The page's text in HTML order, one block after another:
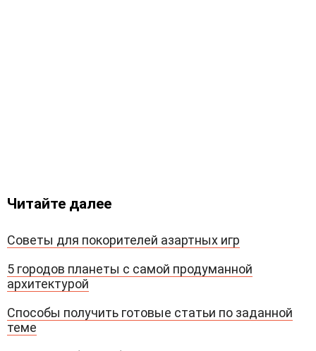
Читайте далее
Советы для покорителей азартных игр
5 городов планеты с самой продуманной
архитектурой
Способы получить готовые статьи по заданной
теме